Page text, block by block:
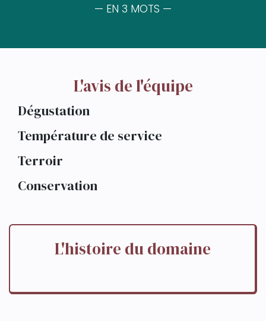
— EN 3 MOTS —
L'avis de l'équipe
Dégustation
Température de service
Terroir
Conservation
L'histoire du domaine